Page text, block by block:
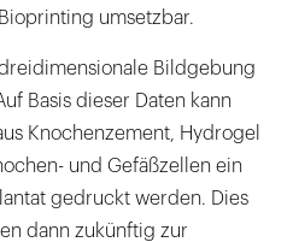
umsetzbar.
Bildgebung
Basis dieser Daten kann
Knochenzement, Hydrogel
und Gefäßzellen ein
gedruckt werden. Dies
dann zukünftig zur